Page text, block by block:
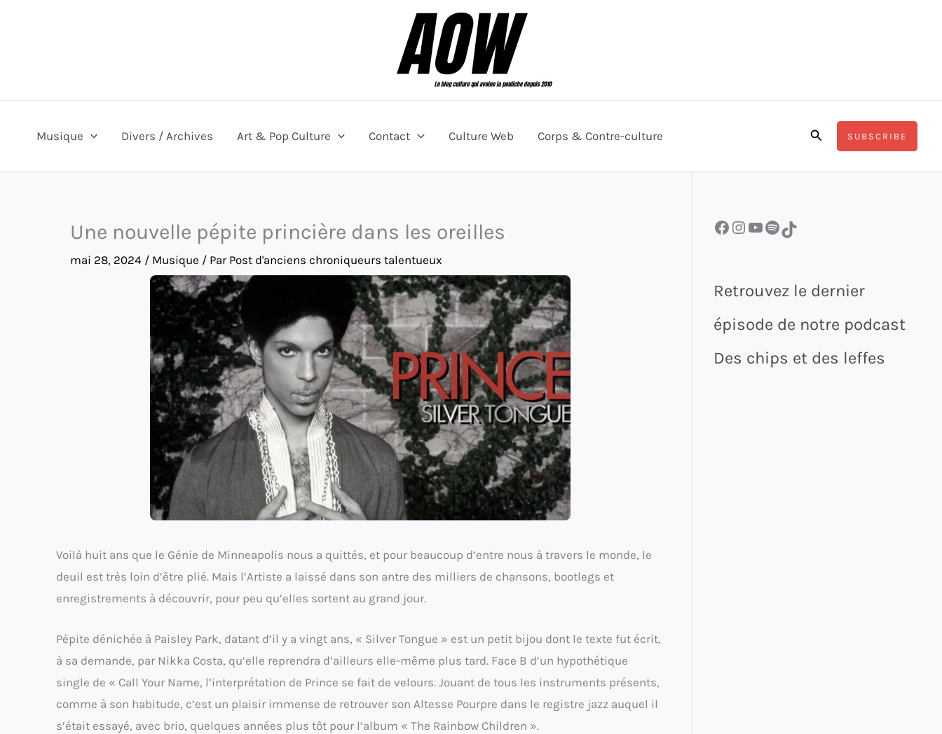
Musique Divers / Archives Art & Pop Culture Contact Culture Web Corps & Contre-culture RechercherSUBSCRIBE
Une nouvelle pépite princière dans les oreilles
mai 28, 2024 / Musique / Par Post d'anciens chroniqueurs talentueux
Voilà huit ans que le Génie de Minneapolis nous a quittés, et pour beaucoup d’entre nous à travers le monde, le
deuil est très loin d’être plié. Mais l’Artiste a laissé dans son antre des milliers de chansons, bootlegs et
enregistrements à découvrir, pour peu qu’elles sortent au grand jour.
Pépite dénichée à Paisley Park, datant d’il y a vingt ans, « Silver Tongue » est un petit bijou dont le texte fut écrit,
à sa demande, par Nikka Costa, qu’elle reprendra d’ailleurs elle-même plus tard. Face B d’un hypothétique
single de « Call Your Name, l’interprétation de Prince se fait de velours. Jouant de tous les instruments présents,
comme à son habitude, c’est un plaisir immense de retrouver son Altesse Pourpre dans le registre jazz auquel il
s’était essayé, avec brio, quelques années plus tôt pour l’album « The Rainbow Children ».
Facebook InstagramYouTube Spotify TikTok
Retrouvez le dernier
épisode de notre podcast
Des chips et des leffes